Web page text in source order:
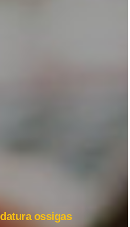
ossigas